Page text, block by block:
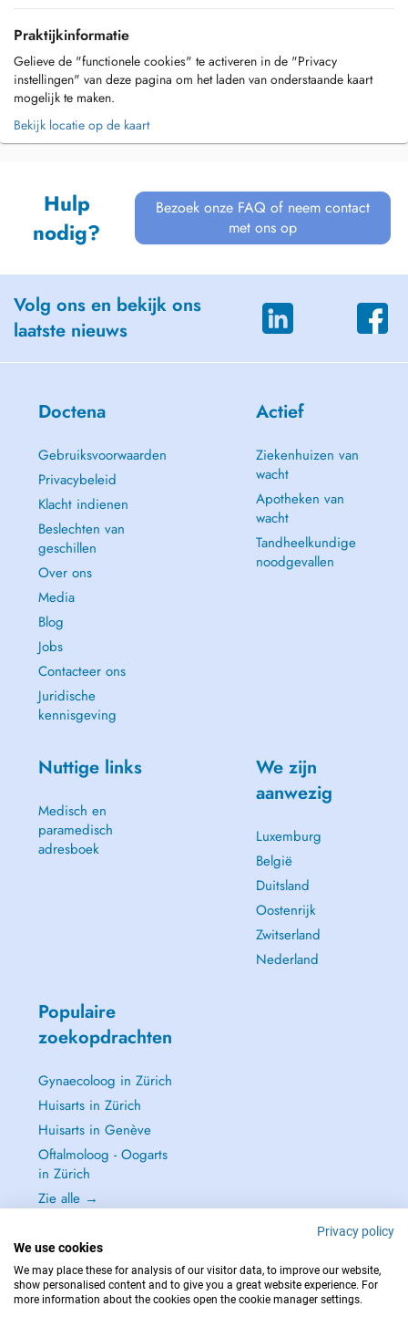
Praktijkinformatie
Gelieve de "functionele cookies" te activeren in de "Privacy
instellingen" van deze pagina om het laden van onderstaande kaart
mogelijk te maken.
Bekijk locatie op de kaart
Hulp
nodig?
Bezoek onze FAQ of neem contact
met ons op
Volg ons en bekijk ons
laatste nieuws
Doctena
Gebruiksvoorwaarden
Privacybeleid
Klacht indienen
Beslechten van
geschillen
Over ons
Media
Blog
Jobs
Contacteer ons
Juridische
kennisgeving
Actief
Ziekenhuizen van
wacht
Apotheken van
wacht
Tandheelkundige
noodgevallen
Nuttige links
Medisch en
paramedisch
adresboek
We zijn
aanwezig
Luxemburg
België
Duitsland
Oostenrijk
Zwitserland
Nederland
Populaire
zoekopdrachten
Gynaecoloog in Zürich
Huisarts in Zürich
Huisarts in Genève
Oftalmoloog - Oogarts
in Zürich
Zie alle →
NEEM IN GEVAL VAN NOOD CONTACT OP MET : 144
Privacy policy
We use cookies
We may place these for analysis of our visitor data, to improve our website,
show personalised content and to give you a great website experience. For
more information about the cookies open the cookie manager settings.